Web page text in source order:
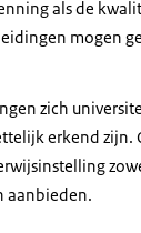
als de
mogen
zich
erkend zijn.
aanbieden.